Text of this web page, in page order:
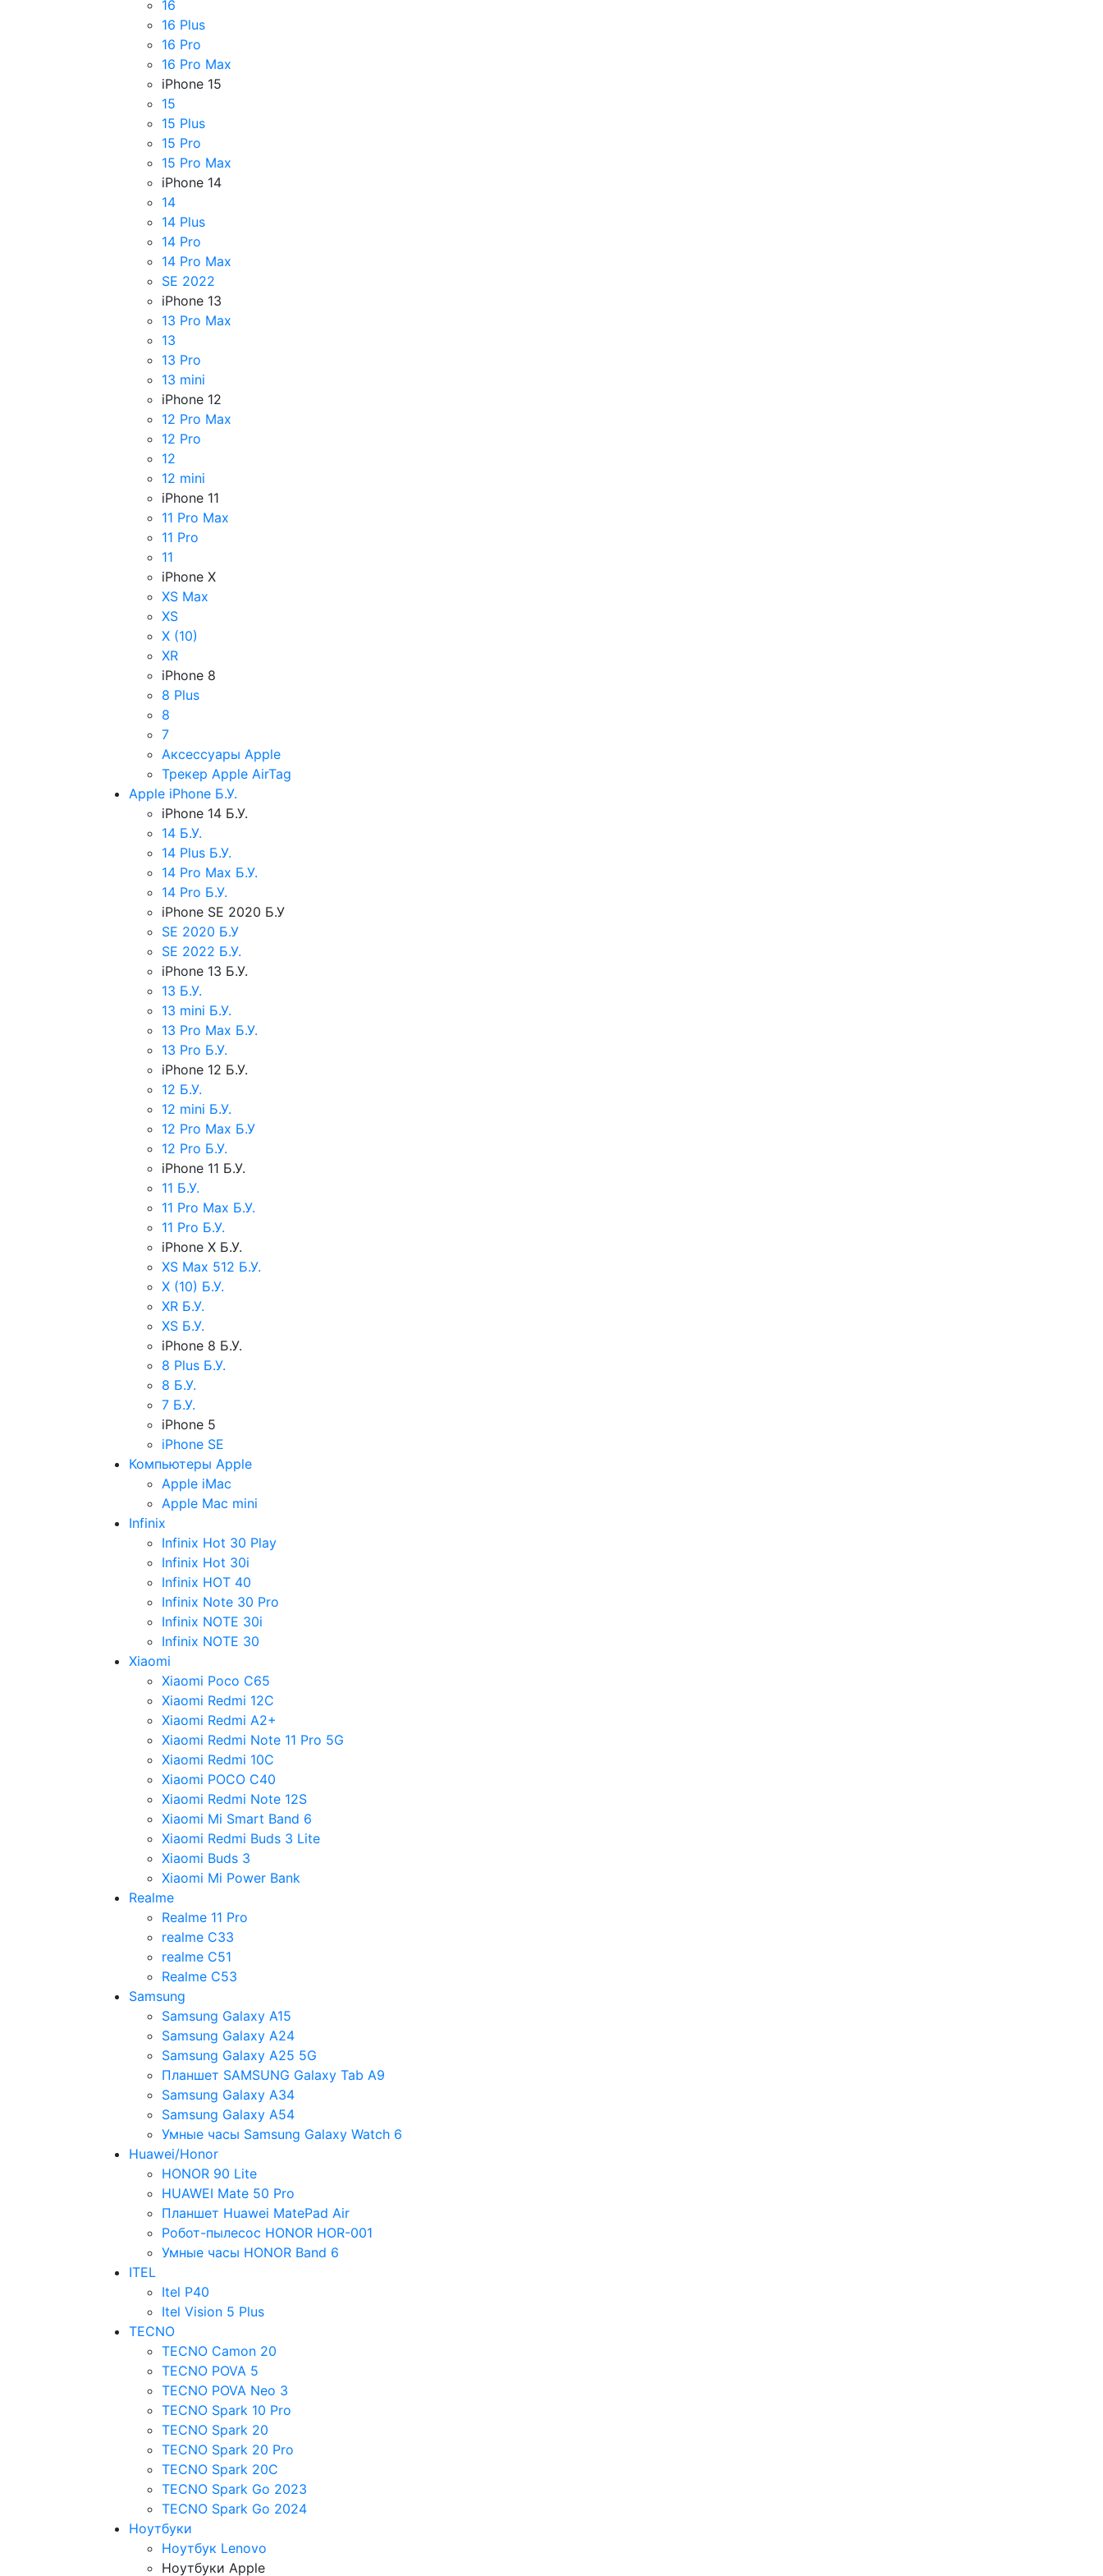
16
16 Plus
16 Pro
16 Pro Max
iPhone 15
15
15 Plus
15 Pro
15 Pro Max
iPhone 14
14
14 Plus
14 Pro
14 Pro Max
SE 2022
iPhone 13
13 Pro Max
13
13 Pro
13 mini
iPhone 12
12 Pro Max
12 Pro
12
12 mini
iPhone 11
11 Pro Max
11 Pro
11
iPhone X
XS Max
XS
X (10)
XR
iPhone 8
8 Plus
8
7
Аксессуары Apple
Трекер Apple AirTag
Apple iPhone Б.У.
iPhone 14 Б.У.
14 Б.У.
14 Plus Б.У.
14 Pro Max Б.У.
14 Pro Б.У.
iPhone SE 2020 Б.У
SE 2020 Б.У
SE 2022 Б.У.
iPhone 13 Б.У.
13 Б.У.
13 mini Б.У.
13 Pro Max Б.У.
13 Pro Б.У.
iPhone 12 Б.У.
12 Б.У.
12 mini Б.У.
12 Pro Max Б.У
12 Pro Б.У.
iPhone 11 Б.У.
11 Б.У.
11 Pro Max Б.У.
11 Pro Б.У.
iPhone X Б.У.
XS Max 512 Б.У.
X (10) Б.У.
XR Б.У.
XS Б.У.
iPhone 8 Б.У.
8 Plus Б.У.
8 Б.У.
7 Б.У.
iPhone 5
iPhone SE
Компьютеры Apple
Apple iMac
Apple Mac mini
Infinix
Infinix Hot 30 Play
Infinix Hot 30i
Infinix HOT 40
Infinix Note 30 Pro
Infinix NOTE 30i
Infinix NOTE 30
Xiaomi
Xiaomi Poco C65
Xiaomi Redmi 12C
Xiaomi Redmi A2+
Xiaomi Redmi Note 11 Pro 5G
Xiaomi Redmi 10C
Xiaomi POCO C40
Xiaomi Redmi Note 12S
Xiaomi Mi Smart Band 6
Xiaomi Redmi Buds 3 Lite
Xiaomi Buds 3
Xiaomi Mi Power Bank
Realme
Realme 11 Pro
realme C33
realme C51
Realme C53
Samsung
Samsung Galaxy A15
Samsung Galaxy A24
Samsung Galaxy A25 5G
Планшет SAMSUNG Galaxy Tab A9
Samsung Galaxy A34
Samsung Galaxy A54
Умные часы Samsung Galaxy Watch 6
Huawei/Honor
HONOR 90 Lite
HUAWEI Mate 50 Pro
Планшет Huawei MatePad Air
Робот-пылесос HONOR HOR-001
Умные часы HONOR Band 6
ITEL
Itel P40
Itel Vision 5 Plus
TECNO
TECNO Camon 20
TECNO POVA 5
TECNO POVA Neo 3
TECNO Spark 10 Pro
TECNO Spark 20
TECNO Spark 20 Pro
TECNO Spark 20C
TECNO Spark Go 2023
TECNO Spark Go 2024
Ноутбуки
Ноутбук Lenovo
Ноутбуки Apple